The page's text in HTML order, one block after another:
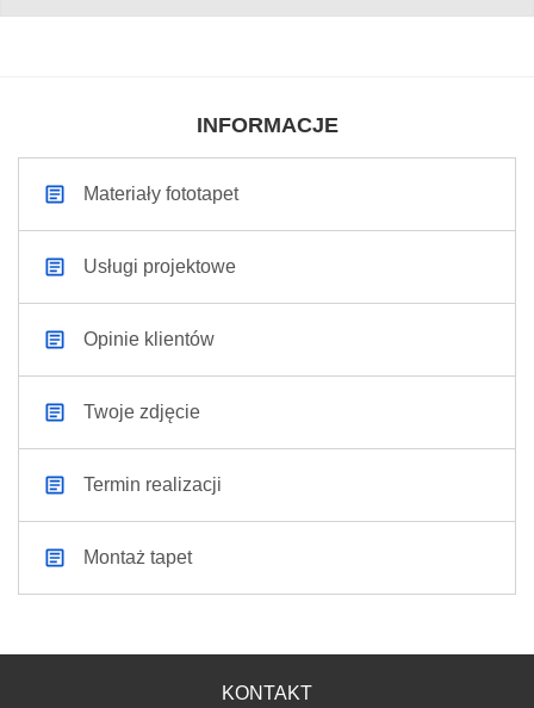
INFORMACJE
Materiały fototapet
Usługi projektowe
Opinie klientów
Twoje zdjęcie
Termin realizacji
Montaż tapet
KONTAKT